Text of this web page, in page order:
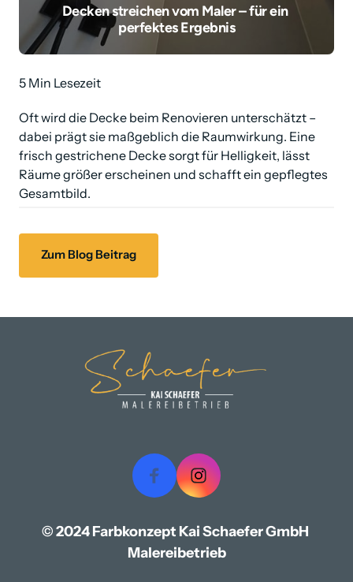
Decken streichen vom Maler – für ein
perfektes Ergebnis
5 Min Lesezeit
Oft wird die Decke beim Renovieren unterschätzt –
dabei prägt sie maßgeblich die Raumwirkung. Eine
frisch gestrichene Decke sorgt für Helligkeit, lässt
Räume größer erscheinen und schafft ein gepflegtes
Gesamtbild.
Zum Blog Beitrag
© 2024 Farbkonzept Kai Schaefer GmbH
Malereibetrieb